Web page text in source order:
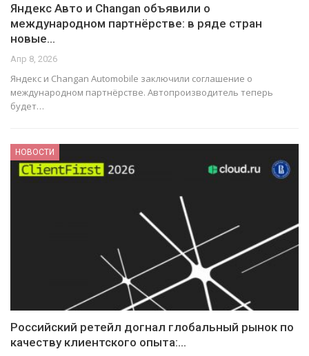
Яндекс Авто и Changan объявили о
международном партнёрстве: в ряде стран
новые…
Апр 8, 2026
Яндекс и Changan Automobile заключили соглашение о
международном партнёрстве. Автопроизводитель теперь
будет…
НОВОСТИ
Российский ретейл догнал глобальный рынок по
качеству клиентского опыта:…